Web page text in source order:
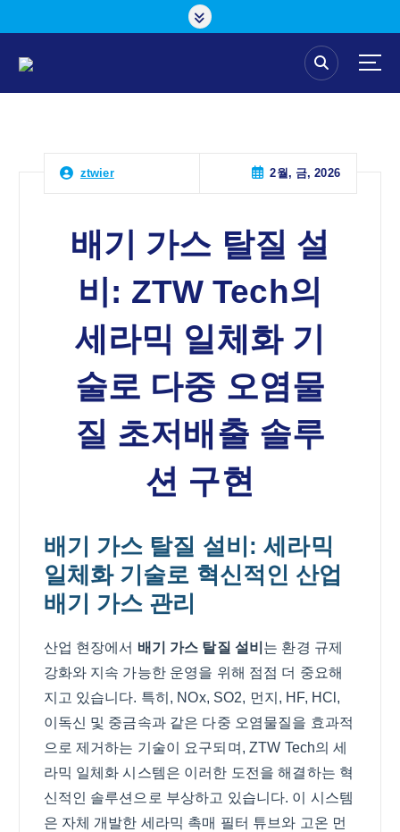
ztwier 2월, 금, 2026
배기 가스 탈질 설
비: ZTW Tech의
세라믹 일체화 기
술로 다중 오염물
질 초저배출 솔루
션 구현
배기 가스 탈질 설비: 세라믹
일체화 기술로 혁신적인 산업
배기 가스 관리
산업 현장에서 배기 가스 탈질 설비 는 환경 규제
강화와 지속 가능한 운영을 위해 점점 더 중요해
지고 있습니다. 특히, NOx, SO2, 먼지, HF, HCl,
이독신 및 중금속과 같은 다중 오염물질을 효과적
으로 제거하는 기술이 요구되며, ZTW Tech의 세
라믹 일체화 시스템은 이러한 도전을 해결하는 혁
신적인 솔루션으로 부상하고 있습니다. 이 시스템
은 자체 개발한 세라믹 촉매 필터 튜브와 고온 먼